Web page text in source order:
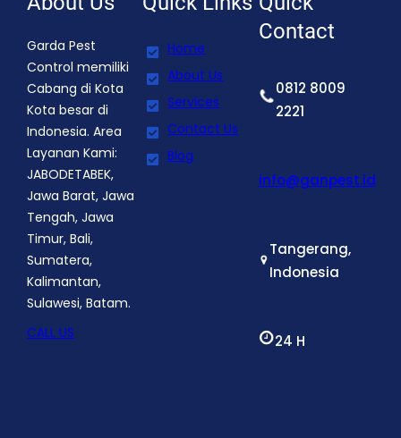
Garda Pest
Control memiliki
Cabang di Kota
Kota besar di
Indonesia. Area
Layanan Kami:
JABODETABEK,
Jawa Barat, Jawa
Tengah, Jawa
Timur, Bali,
Sumatera,
Kalimantan,
Sulawesi, Batam.
CALL US
Home
About Us
Services
Contact Us
Blog
Contact
0812 8009
2221
info@ganpest.id
Tangerang,
Indonesia
24 H